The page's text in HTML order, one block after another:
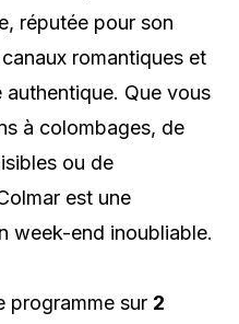
réputée pour son
romantiques et
Que vous
à colombages, de
ou de
est une
week-end inoubliable.
programme sur 2